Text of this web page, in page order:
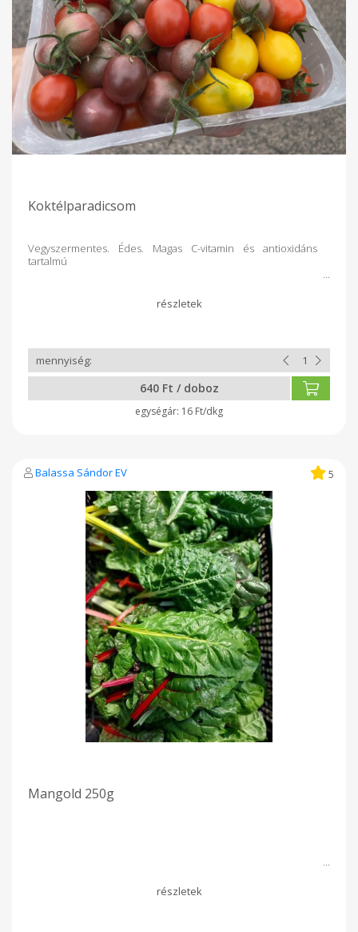
Koktélparadicsom
Vegyszermentes. Édes. Magas C-vitamin és antioxidáns
tartalmú
640 Ft / doboz
16 Ft/dkg
Balassa Sándor EV 5
Mangold 250g